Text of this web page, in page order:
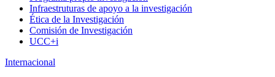
Infraestruturas de apoyo a la investigación
Ética de la Investigación
Comisión de Investigación
UCC+i
Internacional